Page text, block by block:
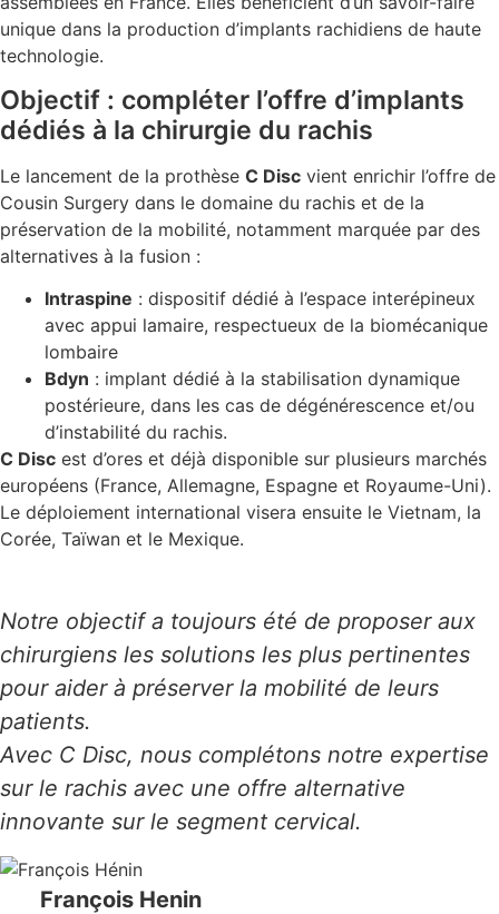
unique dans la production d’implants rachidiens de haute
technologie.
Objectif : compléter l’offre d’implants
dédiés à la chirurgie du rachis
Le lancement de la prothèse C Disc vient enrichir l’offre de
Cousin Surgery dans le domaine du rachis et de la
préservation de la mobilité, notamment marquée par des
alternatives à la fusion :
Intraspine : dispositif dédié à l’espace interépineux
avec appui lamaire, respectueux de la biomécanique
lombaire
Bdyn : implant dédié à la stabilisation dynamique
postérieure, dans les cas de dégénérescence et/ou
d’instabilité du rachis.
C Disc est d’ores et déjà disponible sur plusieurs marchés
européens (France, Allemagne, Espagne et Royaume-Uni).
Le déploiement international visera ensuite le Vietnam, la
Corée, Taïwan et le Mexique.
Notre objectif a toujours été de proposer aux
chirurgiens les solutions les plus pertinentes
pour aider à préserver la mobilité de leurs
patients.
Avec C Disc, nous complétons notre expertise
sur le rachis avec une offre alternative
innovante sur le segment cervical.
François Henin